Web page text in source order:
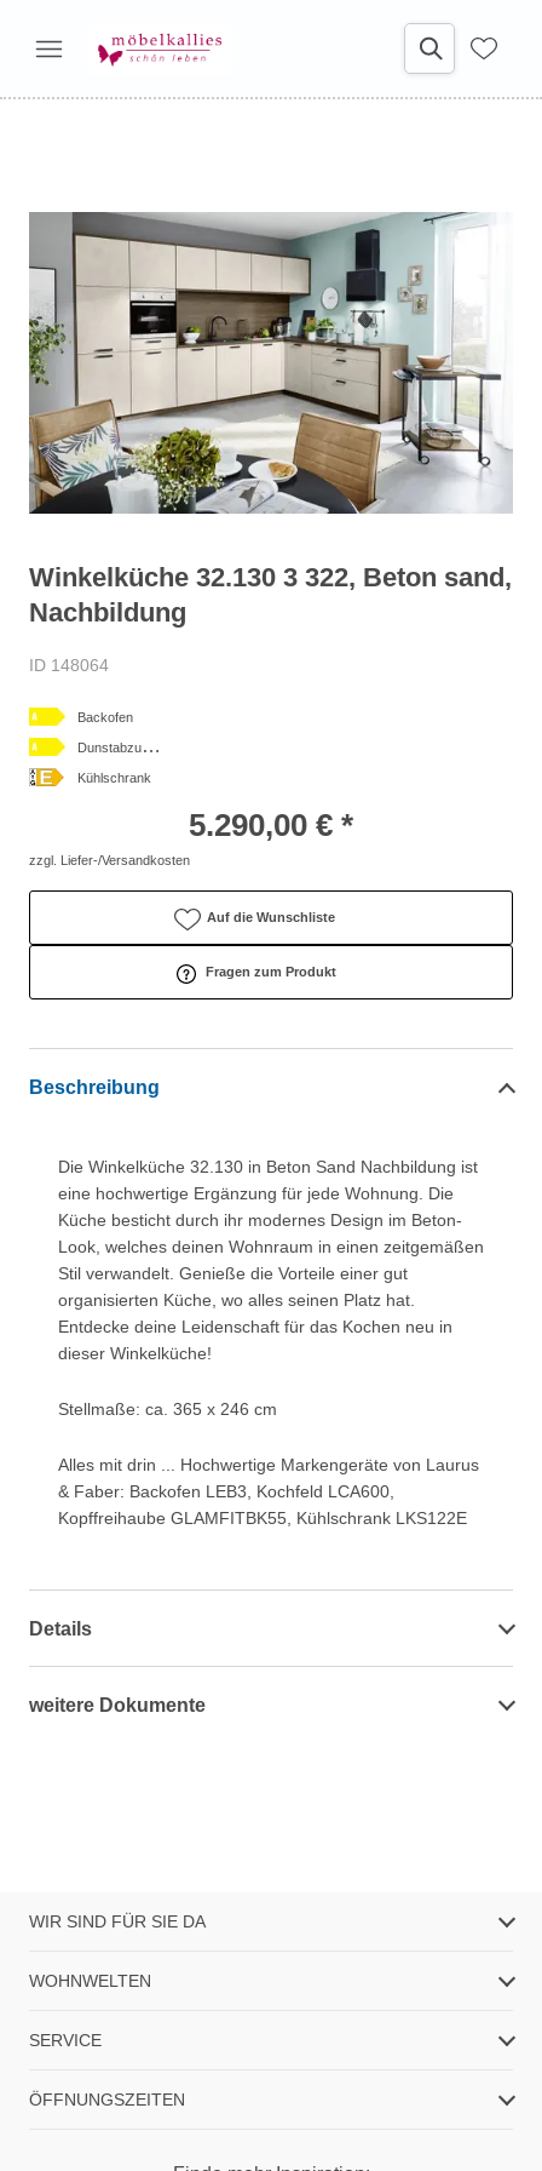
Winkelküche 32.130 3 322, Beton sand,
Nachbildung
ID 148064
Backofen
D
unstabzugshaube
Kühlschrank
5.290,00 € *
zzgl. Liefer-/Versandkosten
Auf die Wunschliste
Fragen zum Produkt
Beschreibung
Die Winkelküche 32.130 in Beton Sand Nachbildung ist
eine hochwertige Ergänzung für jede Wohnung. Die
Küche besticht durch ihr modernes Design im Beton-
Look, welches deinen Wohnraum in einen zeitgemäßen
Stil verwandelt. Genieße die Vorteile einer gut
organisierten Küche, wo alles seinen Platz hat.
Entdecke deine Leidenschaft für das Kochen neu in
dieser Winkelküche!
Stellmaße: ca. 365 x 246 cm
Alles mit drin ... Hochwertige Markengeräte von Laurus
& Faber: Backofen LEB3, Kochfeld LCA600,
Kopffreihaube GLAMFITBK55, Kühlschrank LKS122E
Details
weitere Dokumente
WIR SIND FÜR SIE DA
WOHNWELTEN
SERVICE
ÖFFNUNGSZEITEN